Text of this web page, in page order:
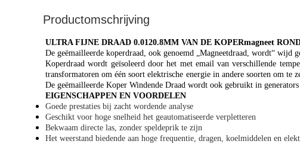
Productomschrijving
ULTRA FIJNE DRAAD 0.0120.8MM VAN DE KOPERmagneet
De geëmailleerde koperdraad, ook genoemd „Magneetdraad, wordt“
Koperdraad wordt geïsoleerd door het met email van verschillende
transformatoren om één soort elektrische energie in andere soorten om
De geëmailleerde Koper Windende Draad wordt ook gebruikt in
EIGENSCHAPPEN EN VOORDELEN
Goede prestaties bij zacht wordende analyse
Geschikt voor hoge snelheid het geautomatiseerde verpletteren
Bekwaam directe las, zonder speldeprik te zijn
Het weerstand biedende aan hoge frequentie, dragen, koelmiddelen en